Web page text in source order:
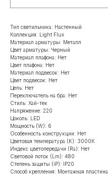
Тип светильника: Настенный
Коллекция: Light Flux
Материал арматуры: Металл
Цвет арматуры: Черный
Материал плафона: Нет
Цвет плафона: Нет
Материал подвесок: Нет
Цвет подвесок: Нет
Цепь: Нет
Переключатель на бра: Нет
Стиль: Хай-тек
Напряжение: 220
Цоколь: LED
Мощность (W): 6
Особенность конструкции: Нет
Цветовая температура (K): 3000К
Индекс цветопередачи (Ra): Нет
Световой поток (Lm): 480
Степень защиты (iP): IP20
Способ крепления: Монтажная пластина